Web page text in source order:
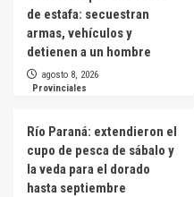
de estafa: secuestran
armas, vehículos y
detienen a un hombre
agosto 8, 2026
Provinciales
Río Paraná: extendieron el
cupo de pesca de sábalo y
la veda para el dorado
hasta septiembre